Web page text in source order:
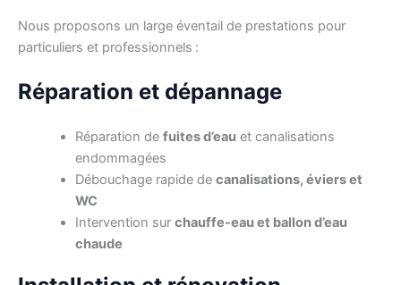
Nous proposons un large éventail de prestations pour
particuliers et professionnels :
Réparation et dépannage
Réparation de fuites d’eau et canalisations
endommagées
Débouchage rapide de canalisations, éviers et
WC
Intervention sur chauffe-eau et ballon d’eau
chaude